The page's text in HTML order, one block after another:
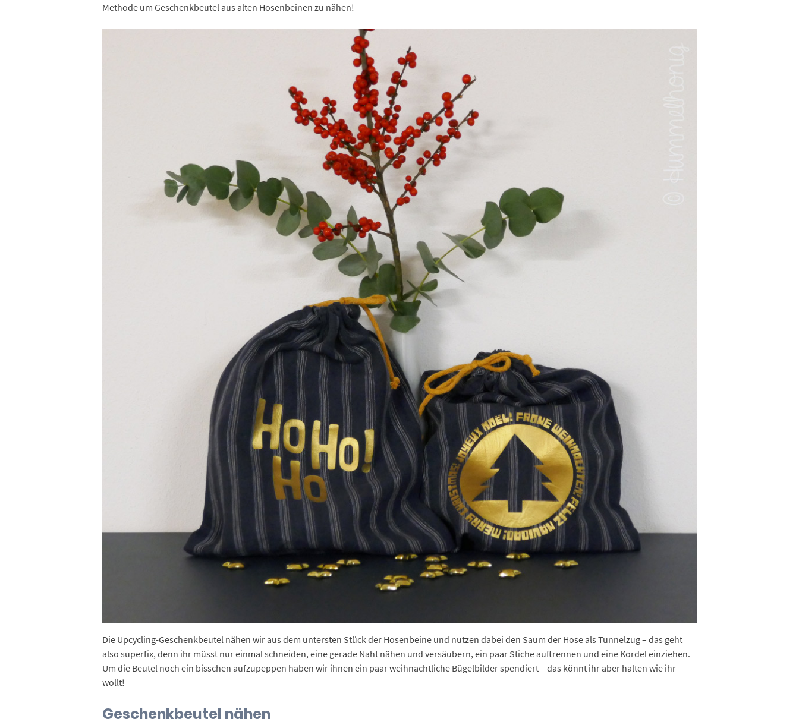
Methode um Geschenkbeutel aus alten Hosenbeinen zu nähen!
Die Upcycling-Geschenkbeutel nähen wir aus dem untersten Stück der Hosenbeine und nutzen dabei den Saum der Hose als Tunnelzug – das geht
also superfix, denn ihr müsst nur einmal schneiden, eine gerade Naht nähen und versäubern, ein paar Stiche auftrennen und eine Kordel einziehen.
Um die Beutel noch ein bisschen aufzupeppen haben wir ihnen ein paar weihnachtliche Bügelbilder spendiert – das könnt ihr aber halten wie ihr
wollt!
Geschenkbeutel nähen